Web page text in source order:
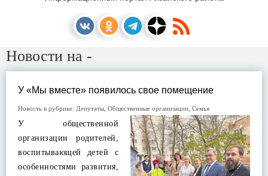
Новости на -
У «Мы вместе» появилось свое помещение
Новость в рубрике: Депутаты Общественные организации Семья
У общественной
организации родителей,
воспитывающей детей с
особенностями развития,